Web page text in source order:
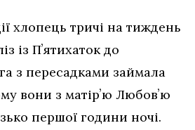
хлопець тричі на тиждень
із Пʼятихаток до
з пересадками займала
вони з матірʼю Любовʼю
першої години ночі.